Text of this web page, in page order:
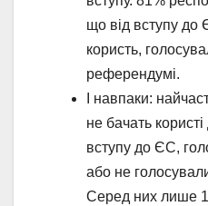
що від вступу до
користь,
референдумі.
І навпаки:
не бачать
вступу до ЄС,
або не
Серед них лише